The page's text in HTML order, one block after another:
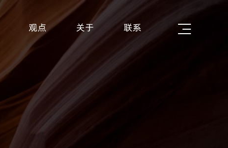
观点 关于 联系